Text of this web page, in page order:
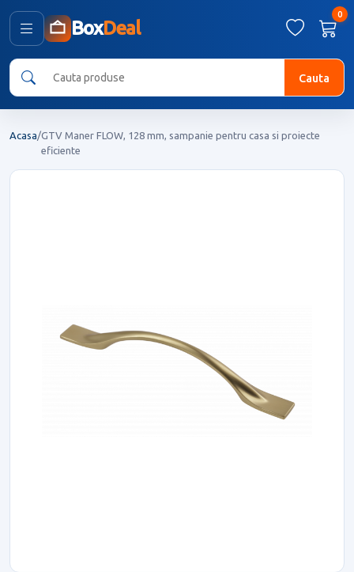
BoxDeal
0
Cauta
Acasa/GTV Maner FLOW, 128 mm, sampanie pentru casa si proiecte
eficiente